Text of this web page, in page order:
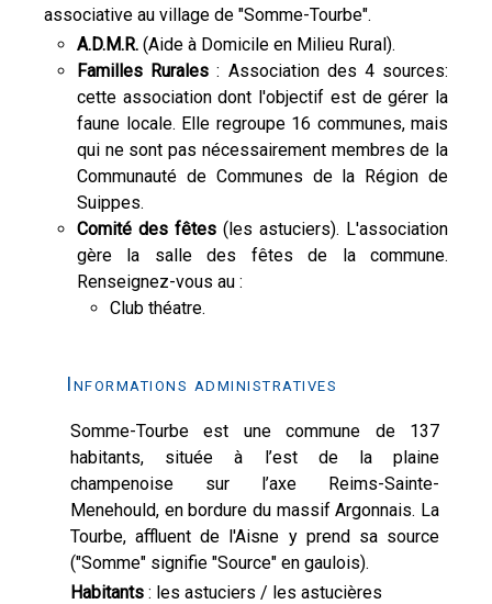
associative au village de "Somme-Tourbe".
A.D.M.R. (Aide à Domicile en Milieu Rural).
Familles Rurales : Association des 4 sources:
cette association dont l'objectif est de gérer la
faune locale. Elle regroupe 16 communes, mais
qui ne sont pas nécessairement membres de la
Communauté de Communes de la Région de
Suippes.
Comité des fêtes (les astuciers). L'association
gère la salle des fêtes de la commune.
Renseignez-vous au :
Club théatre.
Informations administratives
Somme-Tourbe est une commune de 137
habitants, située à l’est de la plaine
champenoise sur l’axe Reims-Sainte-
Menehould, en bordure du massif Argonnais. La
Tourbe, affluent de l'Aisne y prend sa source
("Somme" signifie "Source" en gaulois).
Habitants : les astuciers / les astucières